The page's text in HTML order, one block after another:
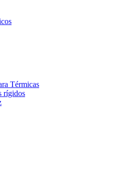
Térmicas
rígidos